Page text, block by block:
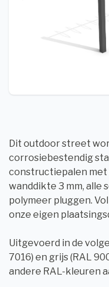
Dit outdoor street
corrosiebestendig
constructiepalen met
wanddikte 3 mm, alle
polymeer pluggen.
onze eigen
Uitgevoerd in de
7016) en grijs (RAL
andere RAL-kleuren